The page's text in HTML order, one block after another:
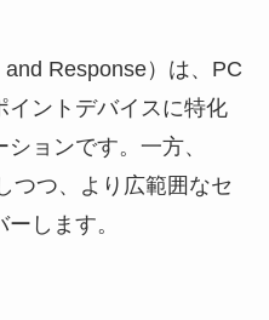
Response）は、PC
イントデバイスに特化
ョンです。一方、
つつ、より広範囲なセ
します。